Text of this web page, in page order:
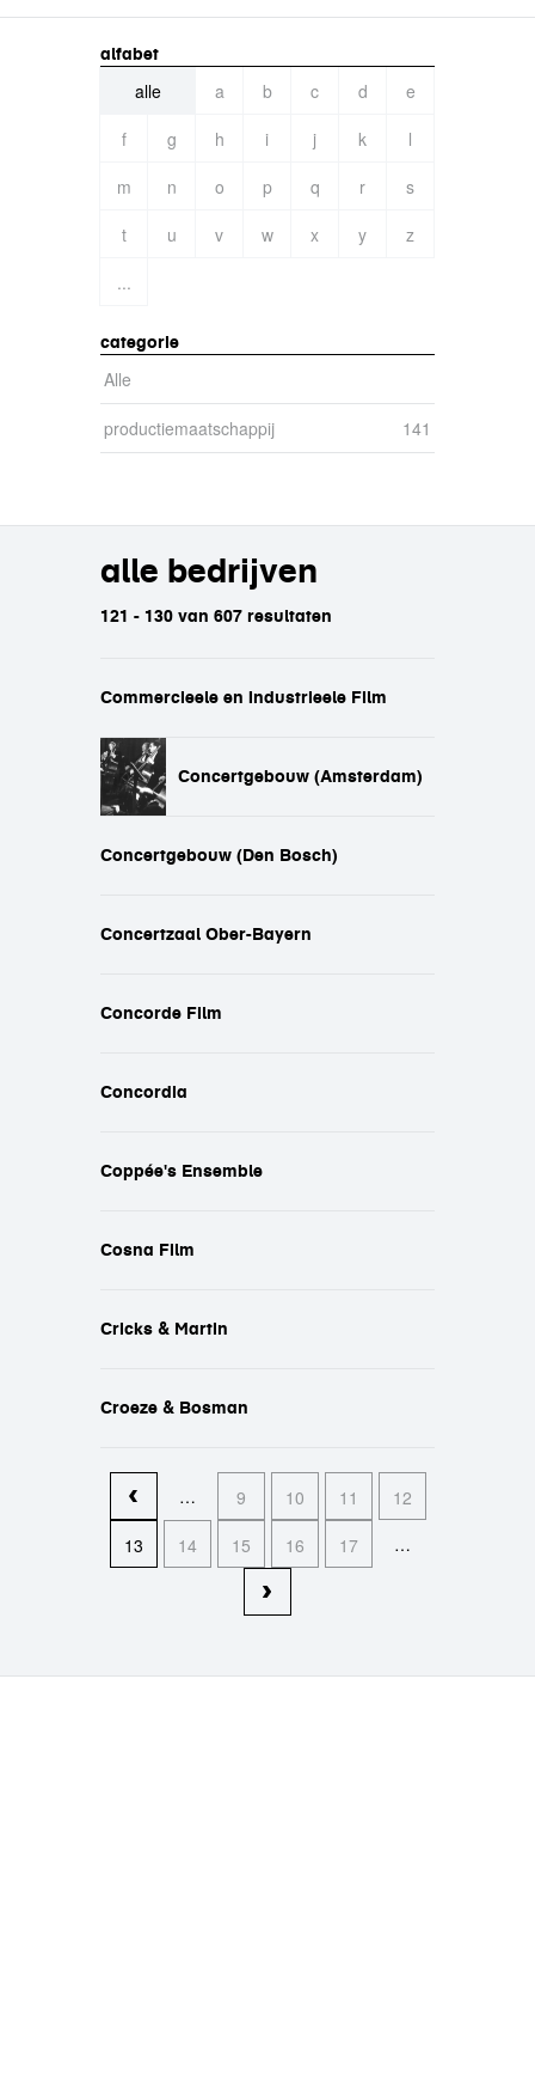
alfabet
alle a b c d
e
f
g h i j k
l
m
n o p q r
s
t
u v w x y
z
...
categorie
Alle
productiemaatschappij 141
productiemaatschappij-filter
alle bedrijven
121 - 130 van 607 resultaten
Commercieele en Industrieele Film
Concertgebouw (Amsterdam)
Concertgebouw (Den Bosch)
Concertzaal Ober-Bayern
Concorde Film
Concordia
Coppée's Ensemble
Cosna Film
Cricks & Martin
Croeze & Bosman
pagina's
… 9 10 11
12
13
14 15 16 17 …